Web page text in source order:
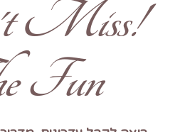
Miss
Fun